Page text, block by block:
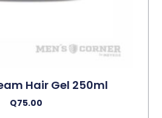
Hair Gel 250ml
Q75.00